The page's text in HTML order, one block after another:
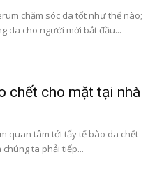
chăm sóc da tốt như thế nào;
da cho người mới bắt đầu...
chết cho mặt tại nhà
quan tâm tới tẩy tế bào da chết
ta phải tiếp...